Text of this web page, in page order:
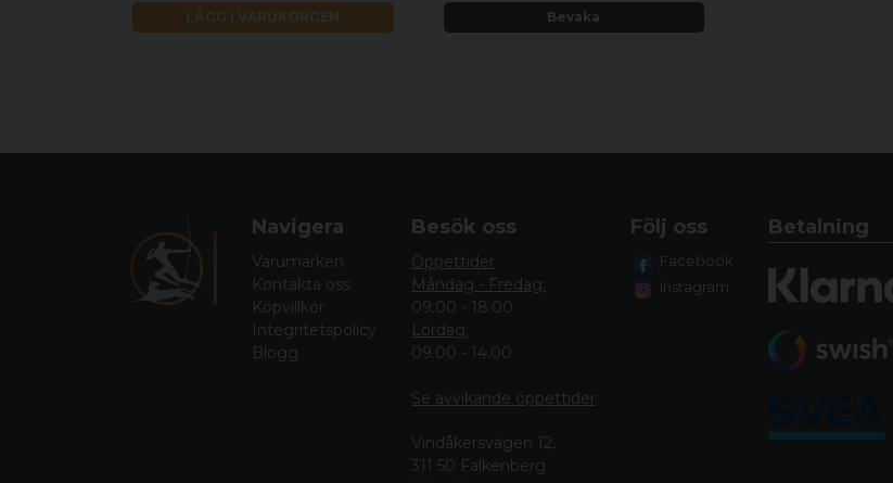
LÄGG I VARUKORGEN Bevaka
Navigera
Varumärken
Kontakta oss
Köpvillkor
Integritetspolicy
Blogg
Besök oss
Öppettider
Måndag - Fredag:
09.00 - 18.00
Lördag:
09.00 - 14.00
Se avvikande öppettider
Vindåkersvägen 12,
311 50 Falkenberg
Följ oss
Facebook
Instagram
Betalning